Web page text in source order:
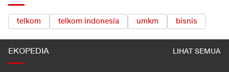
TOPIK TERKAIT